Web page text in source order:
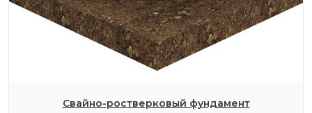
Свайно-ростверковый фундамент